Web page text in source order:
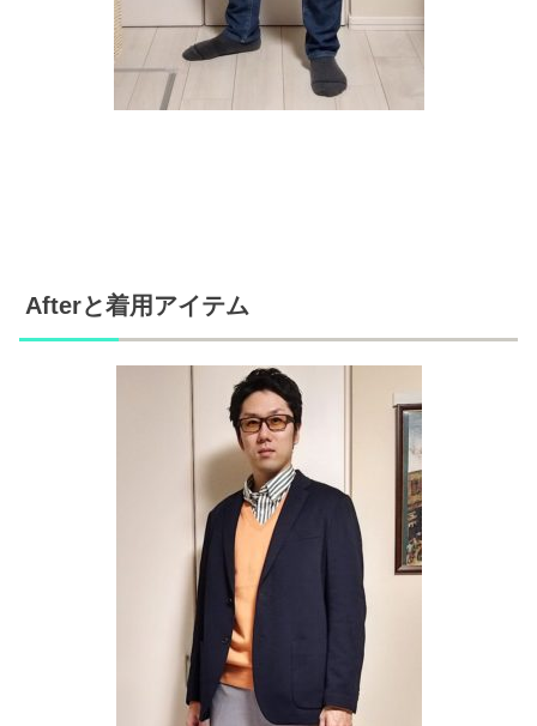
Afterと着用アイテム